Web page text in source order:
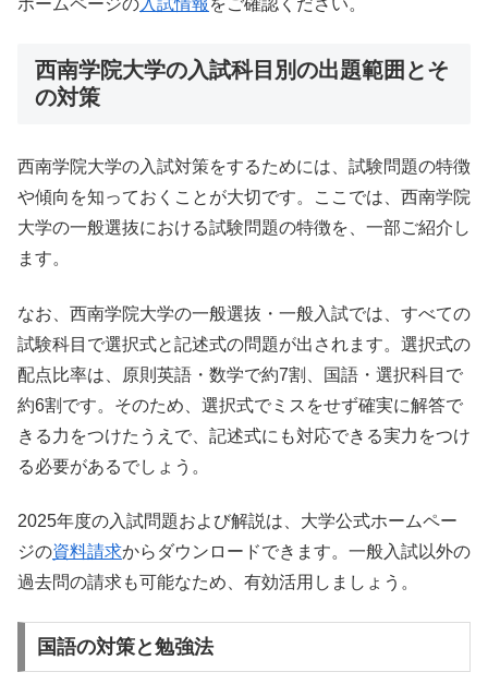
西南学院大学の入試科目別の出題範囲とそ
の対策
西南学院大学の入試対策をするためには、試験問題の特徴
や傾向を知っておくことが大切です。ここでは、西南学院
大学の一般選抜における試験問題の特徴を、一部ご紹介し
ます。
なお、西南学院大学の一般選抜・一般入試では、すべての
試験科目で選択式と記述式の問題が出されます。選択式の
配点比率は、原則英語・数学で約7割、国語・選択科目で
約6割です。そのため、選択式でミスをせず確実に解答で
きる力をつけたうえで、記述式にも対応できる実力をつけ
る必要があるでしょう。
2025年度の入試問題および解説は、大学公式ホームペー
ジの資料請求からダウンロードできます。一般入試以外の
過去問の請求も可能なため、有効活用しましょう。
国語の対策と勉強法